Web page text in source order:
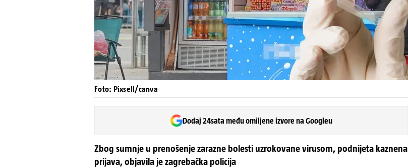
Foto: Pixsell/canva
Dodaj 24sata među omiljene izvore na Googleu
Zbog sumnje u prenošenje zarazne bolesti uzrokovane virusom, podnijeta kaznena
prijava, objavila je zagrebačka policija